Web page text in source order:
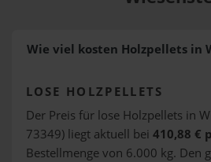
Wie viel kosten Holzpellets in
LOSE HOLZPELLETS
Der Preis für lose Holzpellets in
73349) liegt aktuell bei 410,88 €
Bestellmenge von 6.000 kg. Den